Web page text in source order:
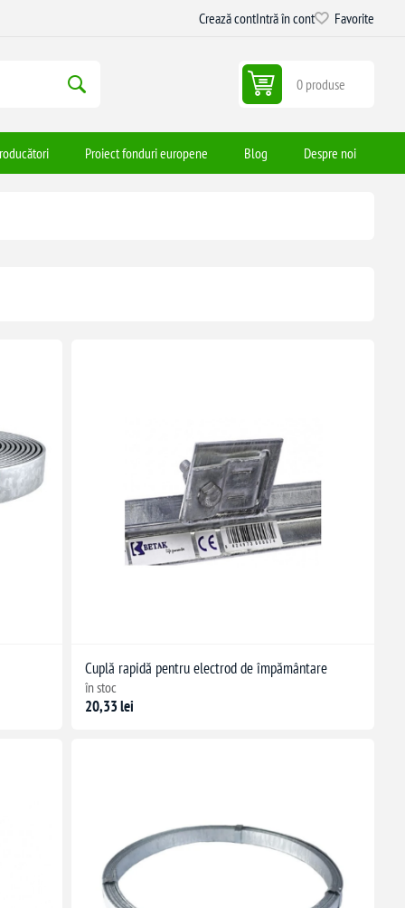
Crează contIntră în cont Favorite
0 produse
Proiect fonduri europene Blog Despre noi
Cuplă rapidă pentru electrod de împământare
în stoc
20,33 lei